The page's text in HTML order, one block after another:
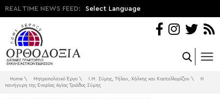
REAL TIME NEWS FEED: Select Language
Home \ Μητροπολιτικό Έργο \ Ι.Μ. Σύμης, Τήλου, Χάλκης και Καστελλορίζου \
Η
πανήγυρη της Ενορίας Αγίας Τριάδος Σύμης